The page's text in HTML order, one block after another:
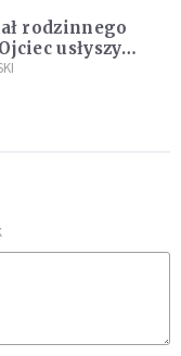
rodzinnego
usłyszy